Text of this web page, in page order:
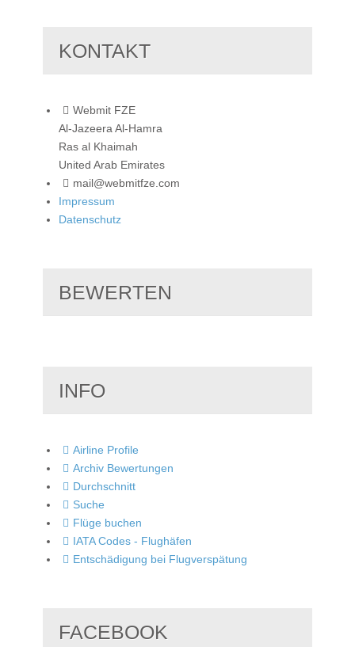
KONTAKT
Webmit FZE
Al-Jazeera Al-Hamra
Ras al Khaimah
United Arab Emirates
mail@webmitfze.com
Impressum
Datenschutz
BEWERTEN
INFO
Airline Profile
Archiv Bewertungen
Durchschnitt
Suche
Flüge buchen
IATA Codes - Flughäfen
Entschädigung bei Flugverspätung
FACEBOOK